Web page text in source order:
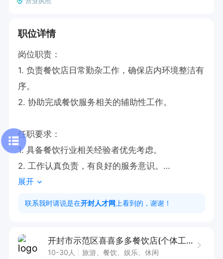
职位详情
岗位职责：
1. 负责餐饮店日常勤杂工作，确保店内环境整洁有
序。
2. 协助完成餐饮服务相关的辅助性工作。
任职要求：
1. 具备餐饮行业相关经验者优先考虑。
2. 工作认真负责，有良好的服务意识。
工作时间：可选工作时间段
展开
联系我时请说是在开封人才网 上看到的，谢谢！
开封市示范区喜喜多多餐饮店(个体工商户)
10-30人 旅游、餐饮、娱乐、休闲